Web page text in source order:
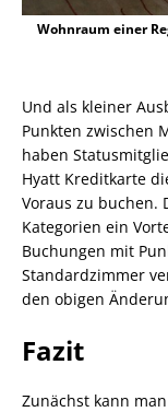
Wohnraum einer
Und als kleiner
Punkten zwischen
haben
Hyatt Kreditkarte
Voraus zu
Kategorien ein
Buchungen mit
Standardzimmer
den obigen
Fazit
Zunächst kann